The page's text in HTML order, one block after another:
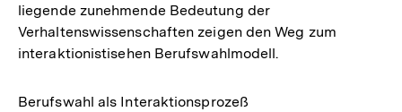
liegende zunehmende Bedeutung der
Verhaltenswissenschaften zeigen den Weg zum
interaktionistisehen Berufswahlmodell.
Berufswahl als Interaktionsprozeß